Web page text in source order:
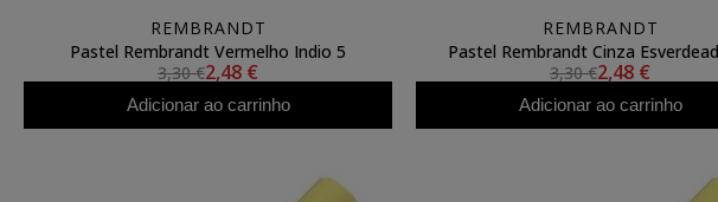
REMBRANDT
Pastel Rembrandt Vermelho Indio 5
3,30 €2,48 €
Adicionar ao carrinho
REMBRANDT
Pastel Rembrandt Cinza
3,30 €2,48 €
Adicionar ao carrinho